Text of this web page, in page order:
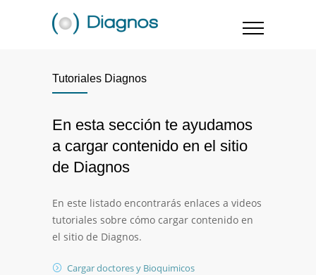
Tutoriales Diagnos
En esta sección te ayudamos
a cargar contenido en el sitio
de Diagnos
En este listado encontrarás enlaces a videos
tutoriales sobre cómo cargar contenido en
el sitio de Diagnos.
Cargar doctores y Bioquimicos